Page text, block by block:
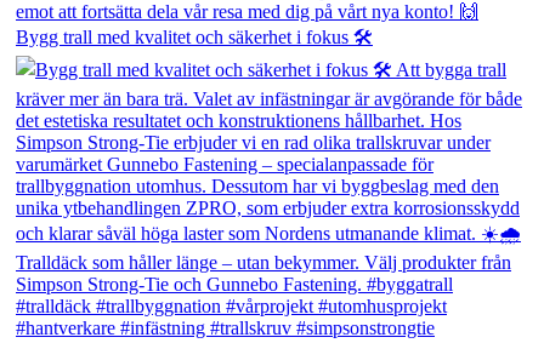
Bygg trall med kvalitet och säkerhet i fokus 🛠